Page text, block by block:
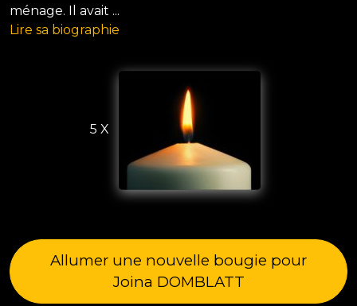
ménage. Il avait ...
Lire sa biographie
5 X
Allumer une nouvelle bougie pour
Joina DOMBLATT